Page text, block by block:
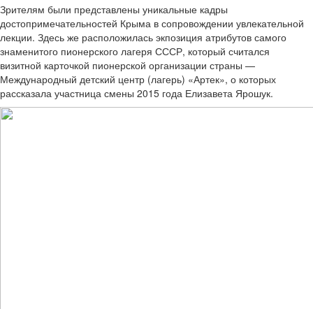
Зрителям были представлены уникальные кадры
достопримечательностей Крыма в сопровождении увлекательной
лекции. Здесь же расположилась экпозиция атрибутов самого
знаменитого пионерского лагеря СССР, который считался
визитной карточкой пионерской организации страны —
Международный детский центр (лагерь) «Артек», о которых
рассказала участница смены 2015 года Елизавета Ярошук.